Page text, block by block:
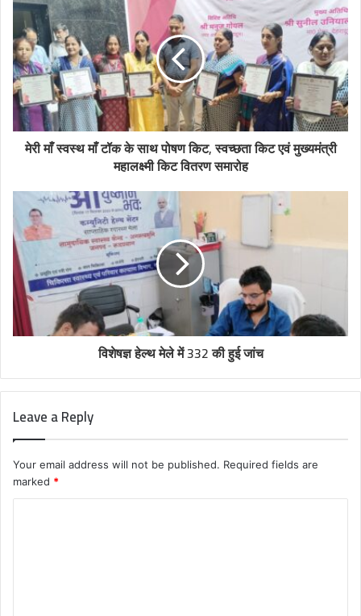
मेरी माँ स्वस्थ माँ टॉक के साथ पोषण किट, स्वच्छता किट एवं मुख्यमंत्री
महालक्ष्मी किट वितरण समारोह
विशेषज्ञ हेल्थ मेले में 332 की हुई जांच
Leave a Reply
Your email address will not be published. Required fields are
marked *